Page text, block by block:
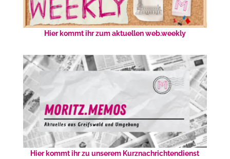
Hier kommt ihr zum aktuellen web.weekly
Hier kommt ihr zu unserem Kurznachrichtendienst